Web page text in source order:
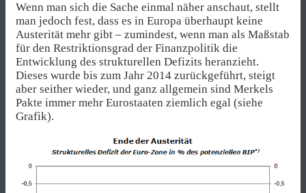
Wenn man sich die Sache einmal näher anschaut, stellt
man jedoch fest, dass es in Europa überhaupt keine
Austerität mehr gibt – zumindest, wenn man als Maßstab
für den Restriktionsgrad der Finanzpolitik die
Entwicklung des strukturellen Defizits heranzieht.
Dieses wurde bis zum Jahr 2014 zurückgeführt, steigt
aber seither wieder, und ganz allgemein sind Merkels
Pakte immer mehr Eurostaaten ziemlich egal (siehe
Grafik).